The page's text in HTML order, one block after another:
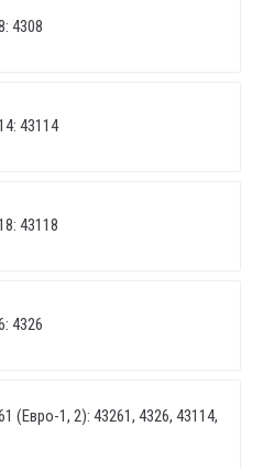
4308
43114
43118
4326
(Евро-1, 2): 43261, 4326, 43114,